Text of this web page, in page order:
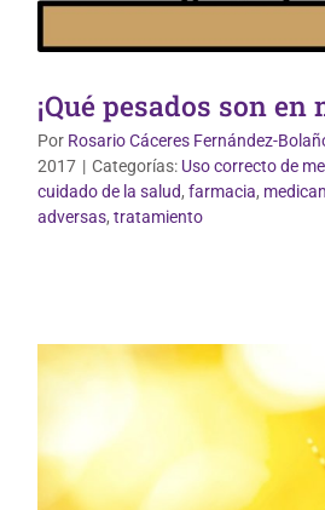
¡Qué pesados son
Por Rosario Cáceres Fernández-
2017 | Categorías: Uso correcto de
cuidado de la salud, farmacia,
adversas, tratamiento